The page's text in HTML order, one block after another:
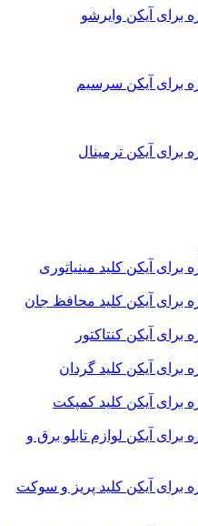
وایرشو
سرسیم
ترمینال
کلید مینیاتوری
کلید محافظ جان
کنتاکتور
کلید گردان
کلید کمپکت
لوازم تابلو برق و
کلید پریز و سوکت